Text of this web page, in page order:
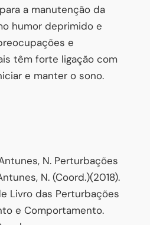
a manutenção da
humor deprimido e
e
têm forte ligação com
e manter o sono.
N. Perturbações
N. (Coord.)(2018).
Livro das Perturbações
e Comportamento.